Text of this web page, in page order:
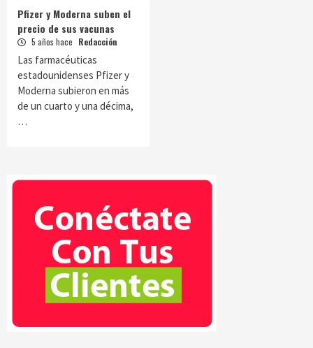
Pfizer y Moderna suben el
precio de sus vacunas
5 años hace Redacción
Las farmacéuticas
estadounidenses Pfizer y
Moderna subieron en más
de un cuarto y una décima,
…